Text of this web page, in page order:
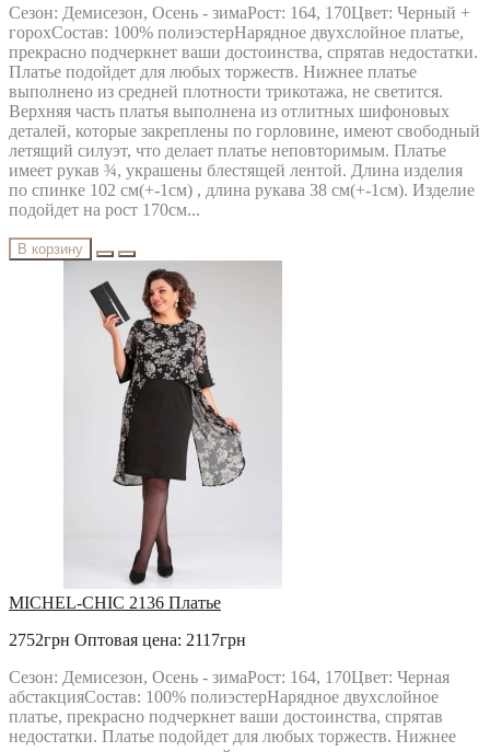
Сезон: Демисезон, Осень - зимаРост: 164, 170Цвет: Черный +
горохСостав: 100% полиэстерНарядное двухслойное платье,
прекрасно подчеркнет ваши достоинства, спрятав недостатки.
Платье подойдет для любых торжеств. Нижнее платье
выполнено из средней плотности трикотажа, не светится.
Верхняя часть платья выполнена из отлитных шифоновых
деталей, которые закреплены по горловине, имеют свободный
летящий силуэт, что делает платье неповторимым. Платье
имеет рукав ¾, украшены блестящей лентой. Длина изделия
по спинке 102 см(+-1см) , длина рукава 38 см(+-1см). Изделие
подойдет на рост 170см...
В корзину
MICHEL-CHIC 2136 Платье
2752грн Оптовая цена: 2117грн
Сезон: Демисезон, Осень - зимаРост: 164, 170Цвет: Черная
абстакцияСостав: 100% полиэстерНарядное двухслойное
платье, прекрасно подчеркнет ваши достоинства, спрятав
недостатки. Платье подойдет для любых торжеств. Нижнее